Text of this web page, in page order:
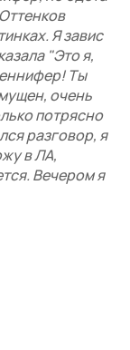
Я завис
"Это я,
Ты
очень
потрясно
разговор, я
в ЛА,
Вечером я